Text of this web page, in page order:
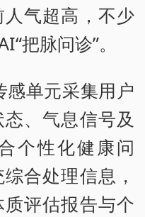
气超高，不少
把脉问诊”。
感单元采集用户
、气息信号及
个性化健康问
合处理信息，
评估报告与个